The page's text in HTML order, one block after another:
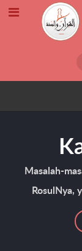
Masalah-
RosulNya,